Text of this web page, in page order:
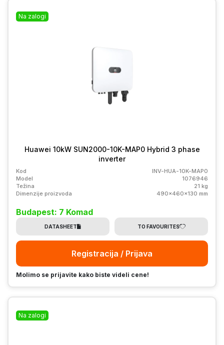
Na zalogi
Huawei 10kW SUN2000-10K-MAP0 Hybrid 3 phase
inverter
Kod
INV-HUA-10K-MAP0
Model
1076946
Težina
21 kg
Dimenzije proizvoda
490x460x130 mm
Budapest: 7 Komad
DATASHEET TO FAVOURITES
Registracija / Prijava
Molimo se prijavite kako biste videli cene!
Na zalogi